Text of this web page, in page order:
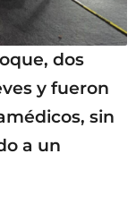
dos
y fueron
sin
a un